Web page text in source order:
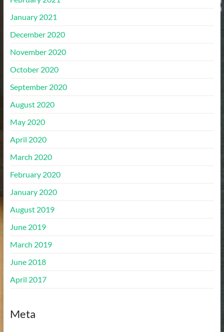
January 2021
December 2020
November 2020
October 2020
September 2020
August 2020
May 2020
April 2020
March 2020
February 2020
January 2020
August 2019
June 2019
March 2019
June 2018
April 2017
Meta